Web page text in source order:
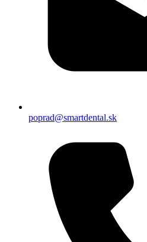
poprad@smartdental.sk